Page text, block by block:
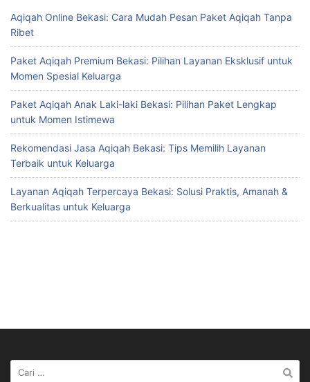
Aqiqah Online Bekasi: Cara Mudah Pesan Paket Aqiqah Tanpa
Ribet
Paket Aqiqah Premium Bekasi: Pilihan Layanan Eksklusif untuk
Momen Spesial Keluarga
Paket Aqiqah Anak Laki-laki Bekasi: Pilihan Paket Lengkap
untuk Momen Istimewa
Rekomendasi Jasa Aqiqah Bekasi: Tips Memilih Layanan
Terbaik untuk Keluarga
Layanan Aqiqah Terpercaya Bekasi: Solusi Praktis, Amanah &
Berkualitas untuk Keluarga
Cari